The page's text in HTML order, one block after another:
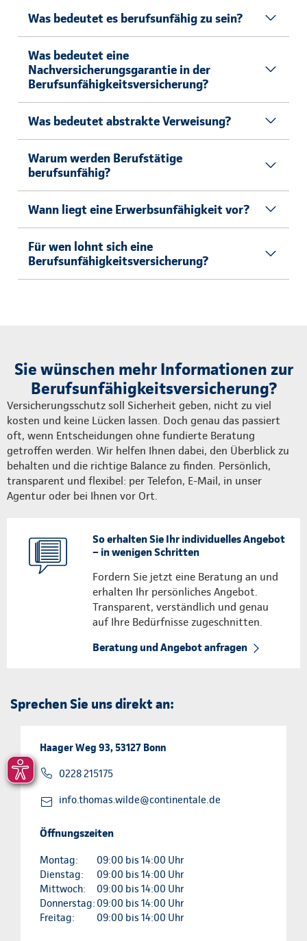
Was bedeutet es berufsunfähig zu sein?
Was bedeutet eine
Nachversicherungsgarantie in der
Berufsunfähigkeitsversicherung?
Was bedeutet abstrakte Verweisung?
Warum werden Berufstätige
berufsunfähig?
Wann liegt eine Erwerbsunfähigkeit vor?
Für wen lohnt sich eine
Berufsunfähigkeitsversicherung?
Sie wünschen mehr Informationen zur
Berufsunfähigkeitsversicherung?
Versicherungsschutz soll Sicherheit geben, nicht zu viel
kosten und keine Lücken lassen. Doch genau das passiert
oft, wenn Entscheidungen ohne fundierte Beratung
getroffen werden. Wir helfen Ihnen dabei, den Überblick zu
behalten und die richtige Balance zu finden. Persönlich,
transparent und flexibel: per Telefon, E-Mail, in unser
Agentur oder bei Ihnen vor Ort.
So erhalten Sie Ihr individuelles Angebot
– in wenigen Schritten
Fordern Sie jetzt eine Beratung an und
erhalten Ihr persönliches Angebot.
Transparent, verständlich und genau
auf Ihre Bedürfnisse zugeschnitten.
Beratung und Angebot anfragen
Sprechen Sie uns direkt an:
Haager Weg 93, 53127 Bonn
0228 215175
info.thomas.wilde@continentale.de
Öffnungszeiten
Montag:
09:00 bis 14:00 Uhr
Dienstag:
09:00 bis 14:00 Uhr
Mittwoch:
09:00 bis 14:00 Uhr
Donnerstag: 09:00 bis 14:00 Uhr
Freitag:
09:00 bis 14:00 Uhr